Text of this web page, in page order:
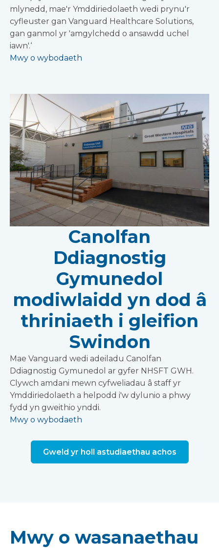
mlynedd, mae'r Ymddiriedolaeth wedi prynu'r
cyfleuster gan Vanguard Healthcare Solutions,
gan ganmol yr 'amgylchedd o ansawdd uchel
iawn'.‘
Mwy o wybodaeth
Canolfan
Ddiagnostig
Gymunedol
modiwlaidd yn dod â
thriniaeth i gleifion
Swindon
Mae Vanguard wedi adeiladu Canolfan
Ddiagnostig Gymunedol ar gyfer NHSFT GWH.
Clywch amdani mewn cyfweliadau â staff yr
Ymddiriedolaeth a helpodd i'w dylunio a phwy
fydd yn gweithio ynddi.
Mwy o wybodaeth
Gweld yr holl astudiaethau achos
Mwy o wasanaethau